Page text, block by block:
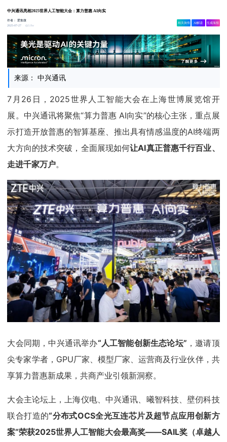
中兴通讯亮相2025世界人工智能大会：算力普惠 AI向实
作者：爱集微
2025-07-27
3.8w
相关舆情 AI解读 生成海报
来源： 中兴通讯
7月26日，2025世界人工智能大会在上海世博展览馆开
展。中兴通讯将聚焦“算力普惠 AI向实”的核心主张，重点展
示打造开放普惠的智算基座、推出具有情感温度的AI终端两
大方向的技术突破，全面展现如何让AI真正普惠千行百业、
走进千家万户。
大会同期，中兴通讯举办“人工智能创新生态论坛” ，邀请顶
尖专家学者，GPU厂家、模型厂家、运营商及行业伙伴，共
享算力普惠新成果，共商产业引领新洞察。
大会主论坛上，上海仪电、中兴通讯、曦智科技、壁仞科技
联合打造的“分布式OCS全光互连芯片及超节点应用创新方
案”荣获2025世界人工智能大会最高奖——SAIL奖（卓越人